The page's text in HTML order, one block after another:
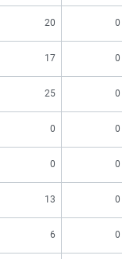
20 0
17 0
25 0
0 0
0 0
13 0
6 0